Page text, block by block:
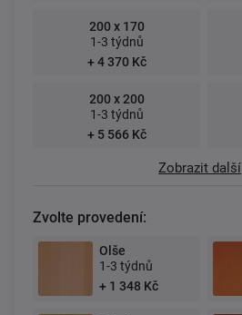
200 x 170
1-3 týdnů
+ 4 370 Kč
200 x 200
1-3 týdnů
+ 5 566 Kč
Zobrazit další
Zvolte provedení:
Olše
1-3 týdnů
+ 1 348 Kč